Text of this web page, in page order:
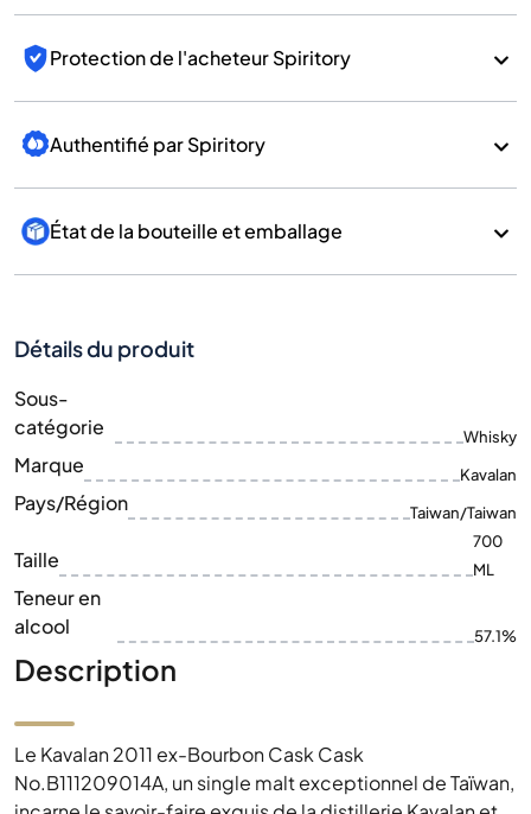
Protection de l'acheteur Spiritory
Authentifié par Spiritory
État de la bouteille et emballage
Détails du produit
Sous-
catégorie
Whisky
Marque Kavalan
Pays/Région Taiwan/Taiwan
Taille
700
ML
Teneur en
alcool
57.1%
Description
Le Kavalan 2011 ex-Bourbon Cask Cask
No.B111209014A, un single malt exceptionnel de Taïwan,